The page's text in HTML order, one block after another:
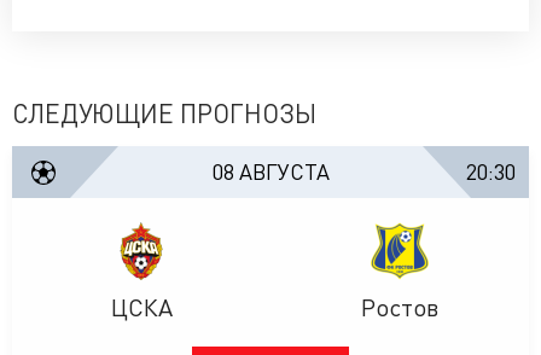
СЛЕДУЮЩИЕ ПРОГНОЗЫ
08 АВГУСТА 20:30
ЦСКА Ростов